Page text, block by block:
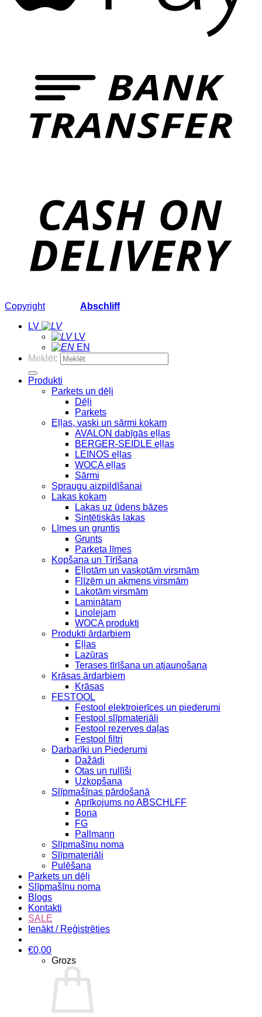
Copyright2026 © Abschliff
LV
LV
EN
Meklēt:
Produkti
Parkets un dēļi
Dēļi
Parkets
Eļļas, vaski un sārmi kokam
AVALON dabīgās eļļas
BERGER-SEIDLE eļļas
LEINOS eļļas
WOCA eļļas
Sārmi
Spraugu aizpildīšanai
Lakas kokam
Lakas uz ūdens bāzes
Sintētiskās lakas
Līmes un gruntis
Grunts
Parketa līmes
Kopšana un Tīrīšana
Eļļotām un vaskotām virsmām
Flīzēm un akmens virsmām
Lakotām virsmām
Laminātam
Linolejam
WOCA produkti
Produkti ārdarbiem
Eļļas
Lazūras
Terases tīrīšana un atjaunošana
Krāsas ārdarbiem
Krāsas
FESTOOL
Festool elektroierīces un piederumi
Festool slīpmateriāli
Festool rezerves daļas
Festool filtri
Darbarīki un Piederumi
Dažādi
Otas un rullīši
Uzkopšana
Slīpmašīnas pārdošanā
Aprīkojums no ABSCHLFF
Bona
FG
Pallmann
Slīpmašīnu noma
Slīpmateriāli
Pulēšana
Parkets un dēļi
Slīpmašīnu noma
Blogs
Kontakti
SALE
Ienākt / Reģistrēties
€0,00
Grozs